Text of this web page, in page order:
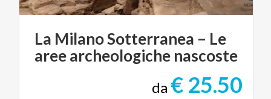
La MilanoSotterranea – Le
areearcheologiche nascoste
da € 25.50